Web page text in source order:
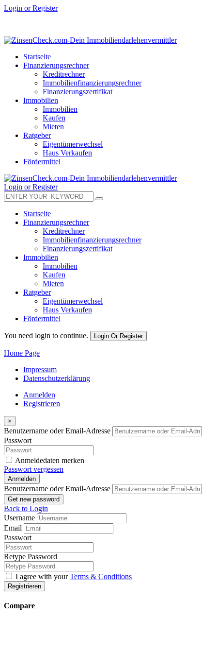
Login or Register
Startseite
Finanzierungsrechner
Kreditrechner
Immobilienfinanzierungsrechner
Finanzierungszertifikat
Immobilien
Immobilien
Kaufen
Mieten
Ratgeber
Eigentümerwechsel
Haus Verkaufen
Fördermittel
Login or Register
Startseite
Finanzierungsrechner
Kreditrechner
Immobilienfinanzierungsrechner
Finanzierungszertifikat
Immobilien
Immobilien
Kaufen
Mieten
Ratgeber
Eigentümerwechsel
Haus Verkaufen
Fördermittel
You need login to continue. Login Or Register
Home Page
Impressum
Datenschutzerklärung
Anmelden
Registrieren
×
Benutzername oder Email-Adresse
Passwort
Anmeldedaten merken
Passwort vergessen
Anmelden
Benutzername oder Email-Adresse
Get new password
Back to Login
Username
Email
Passwort
Retype Password
I agree with yourTerms & Conditions
Registrieren
Compare